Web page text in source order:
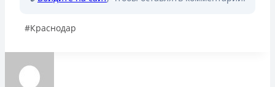
Метки
#Краснодар